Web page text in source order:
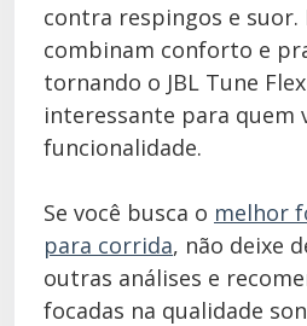
contra respingos e suor.
combinam conforto e
tornando o JBL Tune
interessante para quem
funcionalidade.
Se você busca o melhor
para corrida, não deixe
outras análises e
focadas na qualidade